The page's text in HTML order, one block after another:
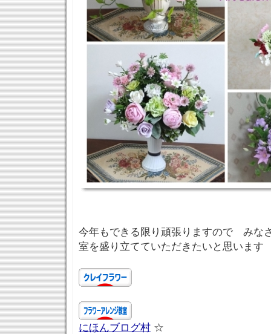
今年もできる限り頑張りますので みな
室を盛り立てていただきたいと思います
にほんブログ村 ☆